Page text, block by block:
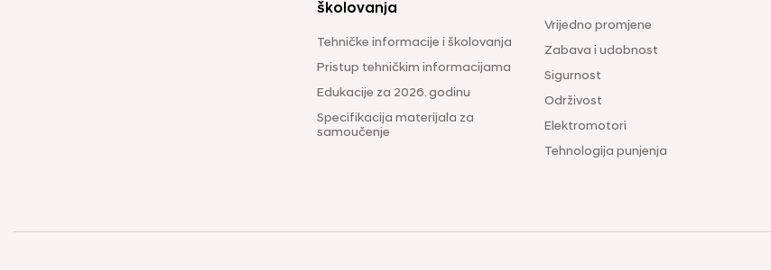
školovanja
Tehničke informacije i školovanja
Pristup tehničkim informacijama
Edukacije za 2026. godinu
Specifikacija materijala za
samoučenje
Vrijedno promjene
Zabava i udobnost
Sigurnost
Održivost
Elektromotori
Tehnologija punjenja